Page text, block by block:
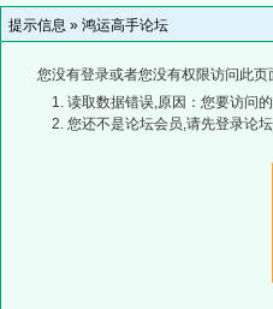
提示信息 » 鸿运高手论坛
您没有登录或者您没有权限访问此
读取数据错误,原因：您要访问
您还不是论坛会员,请先登录论坛